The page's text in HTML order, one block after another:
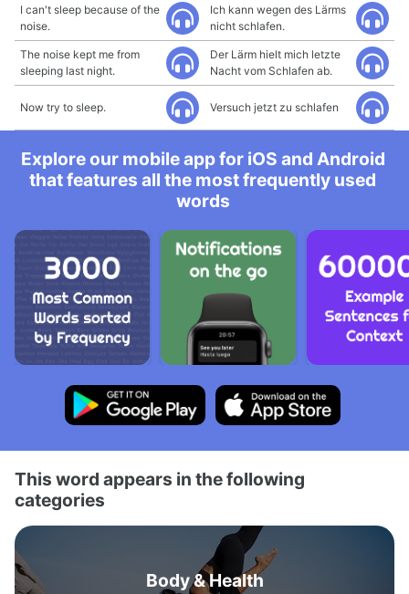
I can't sleep because of the
noise.
Ich kann wegen des Lärms
nicht schlafen.
The noise kept me from
sleeping last night.
Der Lärm hielt mich letzte
Nacht vom Schlafen ab.
Now try to sleep. Versuch jetzt zu schlafen
Explore our mobile app for iOS and Android
that features all the most frequently used
words
This word appears in the following
categories
Body & Health